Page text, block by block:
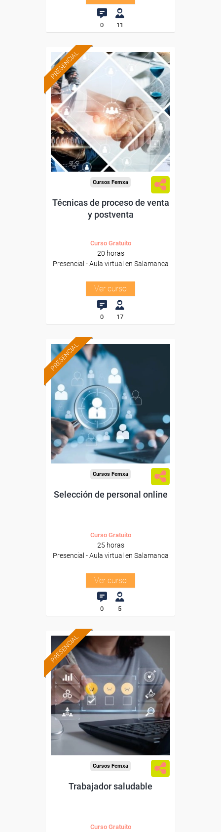
0 11
PRESENCIAL
Formación 100%
subvencionada.
Para desempleados,
trabajadores y autónomos
de Castilla y Leon.
Para todos los sectores.
Cursos Femxa
Técnicas de proceso de venta
y postventa
Curso Gratuito
20 horas
Presencial - Aula virtual en Salamanca
Ver curso
0 17
PRESENCIAL
Formación 100%
subvencionada.
Para desempleados,
trabajadores y autónomos
de Castilla y Leon.
Para todos los sectores.
Cursos Femxa
Selección de personal online
Curso Gratuito
25 horas
Presencial - Aula virtual en Salamanca
Ver curso
0 5
PRESENCIAL
Formación 100%
subvencionada.
Para desempleados,
trabajadores y autónomos
de Castilla y Leon.
Para todos los sectores.
Cursos Femxa
Trabajador saludable
Curso Gratuito